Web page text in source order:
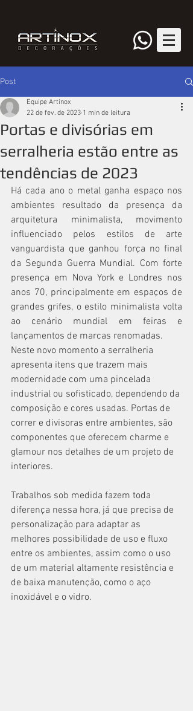
Post
Portas e divisórias em
serralheria estão entre as
tendências de 2023
Equipe Artinox
22 de fev. de 2023 1 min de leitura
Há cada ano o metal ganha espaço nos
ambientes resultado da presença da
arquitetura minimalista, movimento
influenciado pelos estilos de arte
vanguardista que ganhou força no final
da Segunda Guerra Mundial. Com forte
presença em Nova York e Londres nos
anos 70, principalmente em espaços de
grandes grifes, o estilo minimalista volta
ao cenário mundial em feiras e
lançamentos de marcas renomadas.
Neste novo momento a serralheria
apresenta itens que trazem mais
modernidade com uma pincelada
industrial ou sofisticado, dependendo da
composição e cores usadas. Portas de
correr e divisoras entre ambientes, são
componentes que oferecem charme e
glamour nos detalhes de um projeto de
interiores.
Trabalhos sob medida fazem toda
diferença nessa hora, já que precisa de
personalização para adaptar as
melhores possibilidade de uso e fluxo
entre os ambientes, assim como o uso
de um material altamente resistência e
de baixa manutenção, como o aço
inoxidável e o vidro.